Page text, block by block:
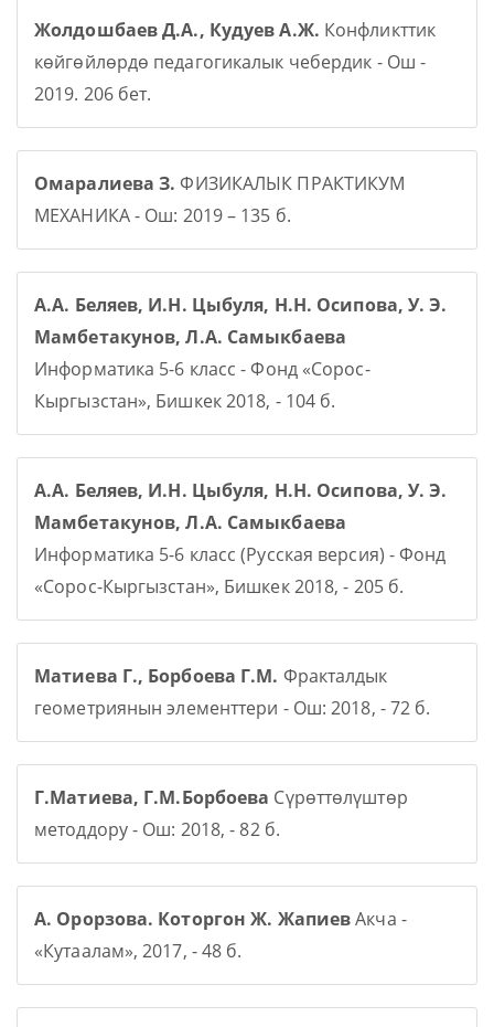
Жолдошбаев Д.А., Кудуев А.Ж. Конфликттик
көйгөйлөрдө педагогикалык чебердик - Ош -
2019. 206 бет.
Омаралиева З. ФИЗИКАЛЫК ПРАКТИКУМ
МЕХАНИКА - Ош: 2019 – 135 б.
А.А. Беляев, И.Н. Цыбуля, Н.Н. Осипова, У. Э.
Мамбетакунов, Л.А. Самыкбаева
Информатика 5-6 класс - Фонд «Сорос-
Кыргызстан», Бишкек 2018, - 104 б.
А.А. Беляев, И.Н. Цыбуля, Н.Н. Осипова, У. Э.
Мамбетакунов, Л.А. Самыкбаева
Информатика 5-6 класс (Русская версия) - Фонд
«Сорос-Кыргызстан», Бишкек 2018, - 205 б.
Матиева Г., Борбоева Г.М. Фракталдык
геометриянын элементтери - Ош: 2018, - 72 б.
Г.Матиева, Г.М.Борбоева Сүрөттөлүштөр
методдору - Ош: 2018, - 82 б.
А. Орорзова. Которгон Ж. ЖапиевАкча -
«Кутаалам», 2017, - 48 б.